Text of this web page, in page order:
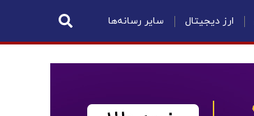
ارز دیجیتال سایر رسانه‌ها